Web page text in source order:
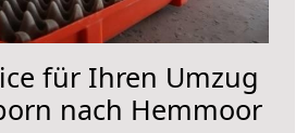
für Ihren Umzug
nach Hemmoor